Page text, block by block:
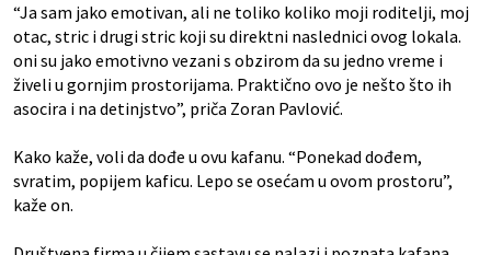
“Ja sam jako emotivan, ali ne toliko koliko moji roditelji, moj
otac, stric i drugi stric koji su direktni naslednici ovog lokala.
oni su jako emotivno vezani s obzirom da su jedno vreme i
živeli u gornjim prostorijama. Praktično ovo je nešto što ih
asocira i na detinjstvo”, priča Zoran Pavlović.
Kako kaže, voli da dođe u ovu kafanu. “Ponekad dođem,
svratim, popijem kaficu. Lepo se osećam u ovom prostoru”,
kaže on.